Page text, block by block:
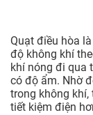
Quạt điều hòa
độ không khí
khí nóng đi qua
có độ ẩm. Nhờ
trong không
tiết kiệm điện